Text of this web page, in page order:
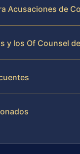
Acusaciones de
y los Of Counsel